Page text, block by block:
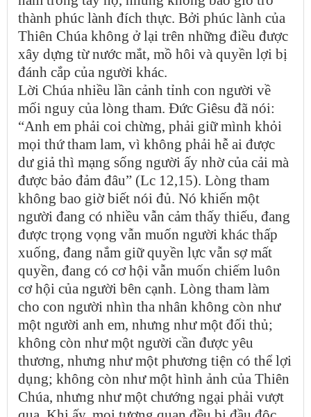
thành phúc lành đích thực. Bởi phúc lành của
Thiên Chúa không ở lại trên những điều được
xây dựng từ nước mắt, mồ hôi và quyền lợi bị
đánh cắp của người khác.
Lời Chúa nhiều lần cảnh tỉnh con người về
mối nguy của lòng tham. Đức Giêsu đã nói:
“Anh em phải coi chừng, phải giữ mình khỏi
mọi thứ tham lam, vì không phải hễ ai được
dư giả thì mạng sống người ấy nhờ của cải mà
được bảo đảm đâu” (Lc 12,15). Lòng tham
không bao giờ biết nói đủ. Nó khiến một
người đang có nhiều vẫn cảm thấy thiếu, đang
được trọng vọng vẫn muốn người khác thấp
xuống, đang nắm giữ quyền lực vẫn sợ mất
quyền, đang có cơ hội vẫn muốn chiếm luôn
cơ hội của người bên cạnh. Lòng tham làm
cho con người nhìn tha nhân không còn như
một người anh em, nhưng như một đối thủ;
không còn như một người cần được yêu
thương, nhưng như một phương tiện có thể lợi
dụng; không còn như một hình ảnh của Thiên
Chúa, nhưng như một chướng ngại phải vượt